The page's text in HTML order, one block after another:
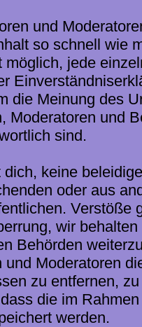
und
so schnell wie
möglich, jede
die Meinung des
Moderatoren und
sind.
keine
oder aus
Verstöße
wir
Behörden
und Moderatoren
zu entfernen,
die im
werden.